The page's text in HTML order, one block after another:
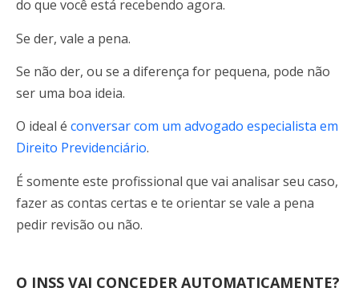
do que você está recebendo agora.
Se der, vale a pena.
Se não der, ou se a diferença for pequena, pode não
ser uma boa ideia.
O ideal é conversar com um advogado especialista em
Direito Previdenciário.
É somente este profissional que vai analisar seu caso,
fazer as contas certas e te orientar se vale a pena
pedir revisão ou não.
O INSS VAI CONCEDER AUTOMATICAMENTE?